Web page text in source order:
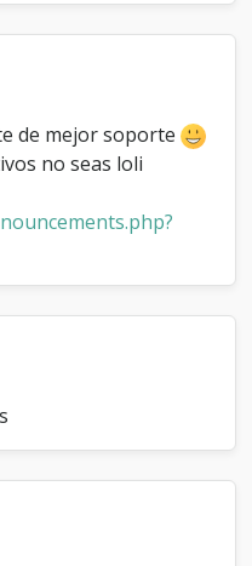
de mejor soporte
no seas loli